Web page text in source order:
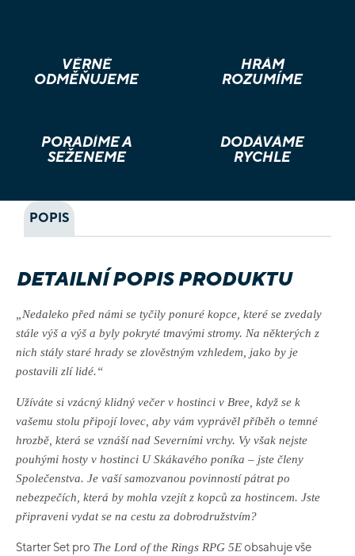
VĚRNÉ
ODMĚŇUJEME
HRÁM
ROZUMÍME
PORADÍME A
SEŽENEME
DODÁVÁME
RYCHLE
POPIS
DETAILNÍ POPIS PRODUKTU
„Nedaleko před námi se tyčily ponuré kopce, které se zvedaly
stále výš a výš a byly pokryté tmavými stromy. Na některých z
nich stály staré hrady se zlověstným vzhledem, jako by je
postavili zlí lidé.“
Užíváte si vzácný klidný večer v hostinci v Bree, když se k
vašemu stolu připojí lovec, aby vám vyprávěl příběh o temné
hrozbě, která se vznáší nad Severními vrchy. Vy však nejste
pouhými hosty v hostinci U Skákavého poníka – jste členy
Společenstva. Je vaší samozvanou povinností pátrat po
nebezpečích, která by mohla vzejít z kopců za hostincem. Jste
připraveni vydat se na cestu za dobrodružstvím?
Starter Set pro The Lord of the Rings RPG 5Eobsahuje vše